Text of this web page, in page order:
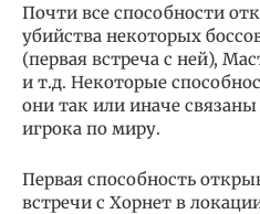
Почти все способности
убийства некоторых
(первая встреча с ней),
и т.д. Некоторые
они так или иначе
игрока по миру.
Первая способность
встречи с Хорнет в